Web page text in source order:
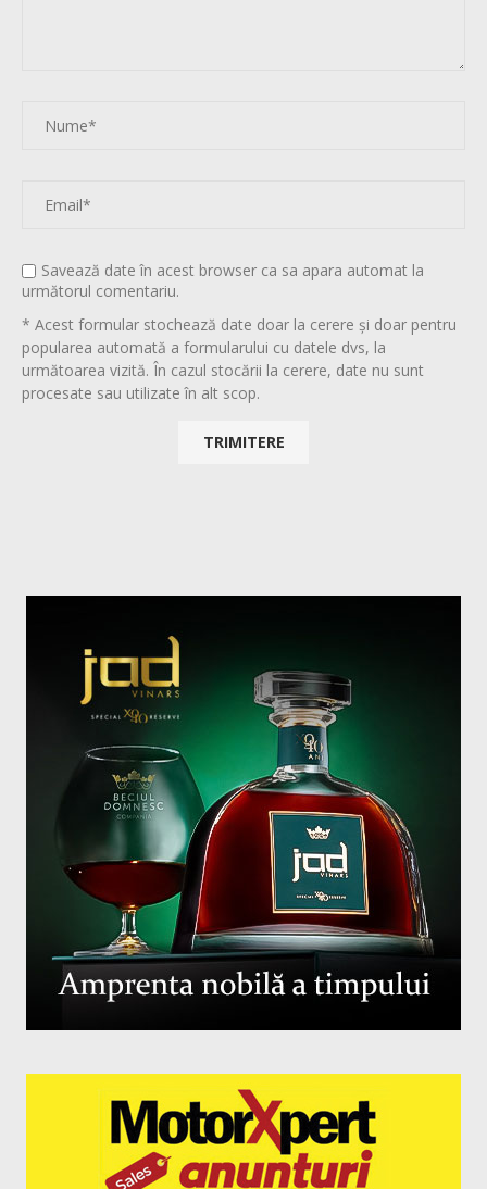
Savează date în acest browser ca sa apara automat la
următorul comentariu.
* Acest formular stochează date doar la cerere și doar pentru
popularea automată a formularului cu datele dvs, la
următoarea vizită. În cazul stocării la cerere, date nu sunt
procesate sau utilizate în alt scop.